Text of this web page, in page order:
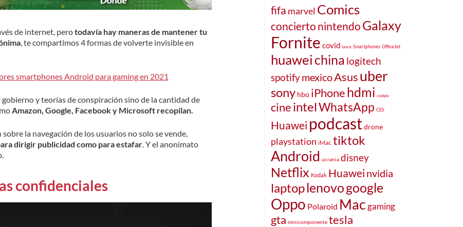
de internet, perotodavía hay maneras de mantener tu
, te compartimos 4 formas de volverte invisible en
smartphones Android para gaming en 2021
y teorías de conspiración sino de la cantidad de
Amazon, Google, Facebook y Microsoft recopilan.
la navegación de los usuarios no solo se vende,
dirigir publicidad como para estafar. Y el anonimato
confidenciales
fifa marvel Comics
concierto nintendo Galaxy
Fornite covid lumix Smartphones OfficeJet
huawei china logitech
spotifymexicoAsusuber
sony hbo iPhonehdmi coolpix
cineintelWhatsApp CES
Huawei podcast drone
playstation iMac tiktok
Android ucrania disney
Netflix Kodak Huawei nvidia
laptoplenovogoogle
Oppo Polaroid Mac gaming
gta minicomponente tesla